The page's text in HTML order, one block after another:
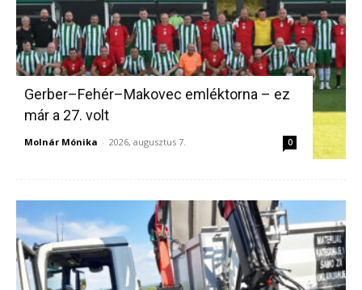
Gerber–Fehér–Makovec emléktorna – ez
már a 27. volt
Molnár Mónika - 2026, augusztus 7. 0